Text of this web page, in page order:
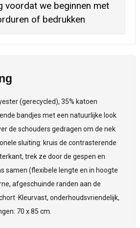
voordat we beginnen met
of bedrukken
(gerecycled), 35% katoen
bandjes met een natuurlijke look
de schouders gedragen om de nek
sluiting: kruis de contrasterende
trek ze door de gespen en
samen (flexibele lengte en in hoogte
afgeschuinde randen aan de
·Kleurvast, onderhoudsvriendelijk,
70 x 85 cm.